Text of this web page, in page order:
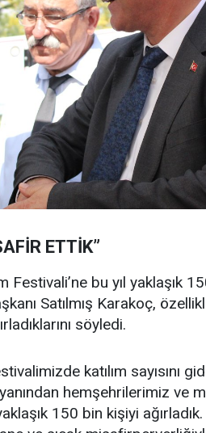
ETTİK”
Festivali’ne bu yıl yaklaşık
Satılmış Karakoç,
söyledi.
katılım sayısını
hemşehrilerimiz ve
150 bin kişiyi